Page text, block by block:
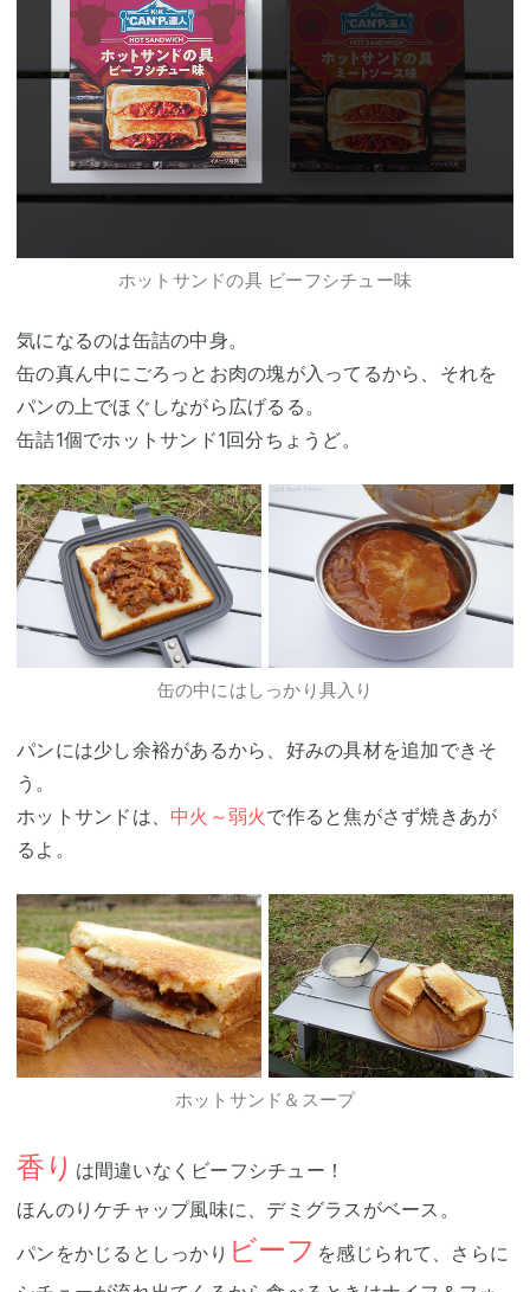
ホットサンドの具 ビーフシチュー味
気になるのは缶詰の中身。
缶の真ん中にごろっとお肉の塊が入ってるから、それを
パンの上でほぐしながら広げるる。
缶詰1個でホットサンド1回分ちょうど。
缶の中にはしっかり具入り
パンには少し余裕があるから、好みの具材を追加できそ
う。
ホットサンドは、 中火～弱火で作ると焦がさず焼きあが
るよ。
ホットサンド＆スープ
香り は間違いなくビーフシチュー！
ほんのりケチャップ風味に、デミグラスがベース。
パンをかじるとしっかり ビーフ を感じられて、さらに